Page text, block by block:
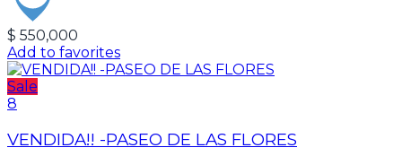
$ 550,000
Add to favorites
Sale
8
VENDIDA!! -PASEO DE LAS FLORES